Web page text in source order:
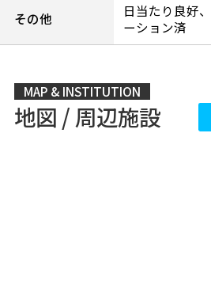
その他
日当たり良好
ーション済
MAP & INSTITUTION
地図 / 周辺施設